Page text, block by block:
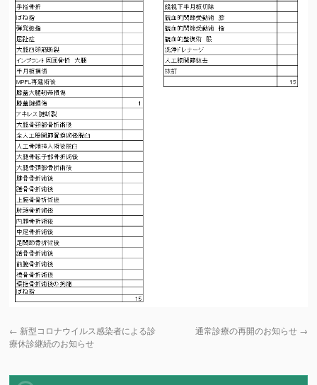
← 新型コロナウイルス感染者による診
療休診継続のお知らせ
通常診療の再開のお知らせ →